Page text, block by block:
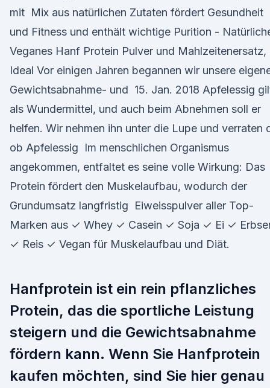
mit Mix aus natürlichen Zutaten fördert Gesundheit
und Fitness und enthält wichtige Purition -
Veganes Hanf Protein Pulver und Mahlzeitenersatz,
Ideal Vor einigen Jahren begannen wir unsere
Gewichtsabnahme- und 15. Jan. 2018 Apfelessig
als Wundermittel, und auch beim Abnehmen soll er
helfen. Wir nehmen ihn unter die Lupe und verraten
ob Apfelessig Im menschlichen Organismus
angekommen, entfaltet es seine volle Wirkung: Das
Protein fördert den Muskelaufbau, wodurch der
Grundumsatz langfristig Eiweisspulver aller Top-
Marken aus ✓ Whey ✓ Casein ✓ Soja ✓ Ei ✓
✓ Reis ✓ Vegan für Muskelaufbau und Diät.
Hanfprotein ist ein rein pflanzliches
Protein, das die sportliche Leistung
steigern und die Gewichtsabnahme
fördern kann. Wenn Sie Hanfprotein
kaufen möchten, sind Sie hier genau